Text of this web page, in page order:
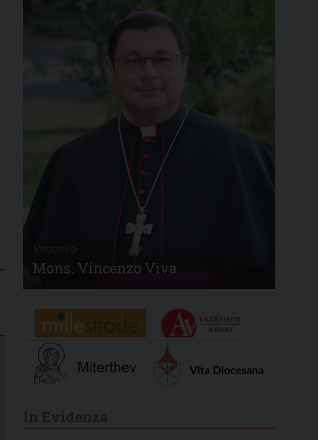
Vescovo
Mons. Vincenzo Viva